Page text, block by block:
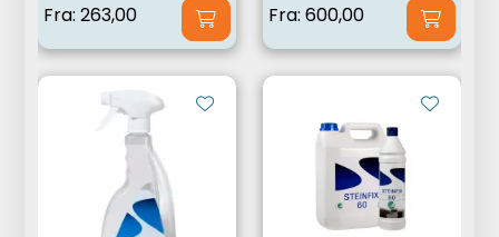
Fra: 263,00 Fra: 600,00